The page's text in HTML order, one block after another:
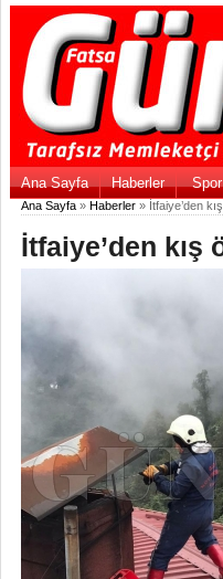
Ana Sayfa Haberler
Ana Sayfa » Haberler » İtfaiye’den
İtfaiye’den kış